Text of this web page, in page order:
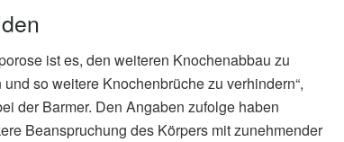
ist es, den weiteren Knochenabbau zu
so weitere Knochenbrüche zu verhindern“,
der Barmer. Den Angaben zufolge haben
Beanspruchung des Körpers mit zunehmender